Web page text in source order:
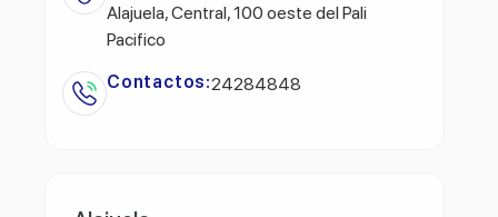
Alajuela, Central, 100 oeste del Pali
Pacifico
Contactos:24284848